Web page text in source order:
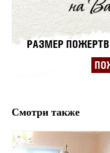
Смотри также